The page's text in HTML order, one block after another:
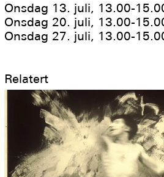
Onsdag 13. juli, 13.00-
Onsdag 20. juli, 13.00-
Onsdag 27. juli, 13.00-
Relatert